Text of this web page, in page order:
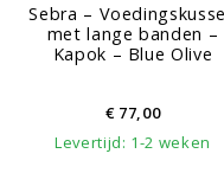
Sebra –
met lange banden –
Kapok – Blue Olive
€77,00
Levertijd: 1-2 weken